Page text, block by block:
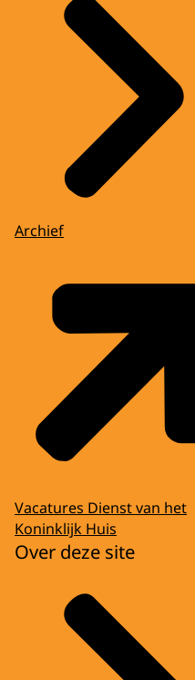
Archief
Vacatures Dienst van het
Koninklijk Huis
Over deze site